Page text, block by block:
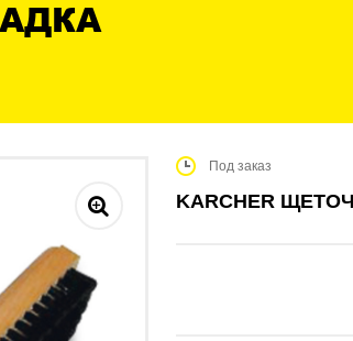
Под заказ
KARCHER